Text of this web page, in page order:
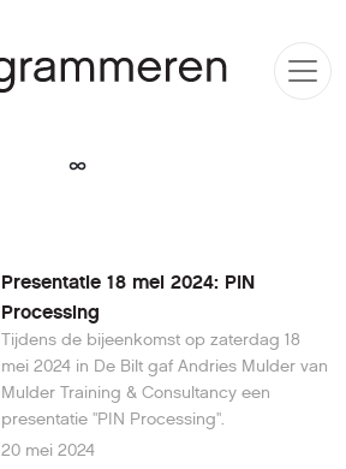
∞
Presentatie 18 mei 2024: PIN
Processing
Tijdens de bijeenkomst op zaterdag 18
mei 2024 in De Bilt gaf Andries Mulder van
Mulder Training & Consultancy een
presentatie "PIN Processing".
20 mei 2024